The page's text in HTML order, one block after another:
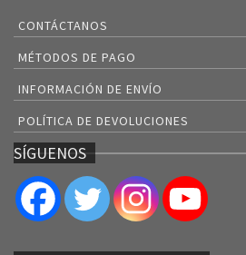
CONTÁCTANOS
MÉTODOS DE PAGO
INFORMACIÓN DE ENVÍO
POLÍTICA DE DEVOLUCIONES
SÍGUENOS